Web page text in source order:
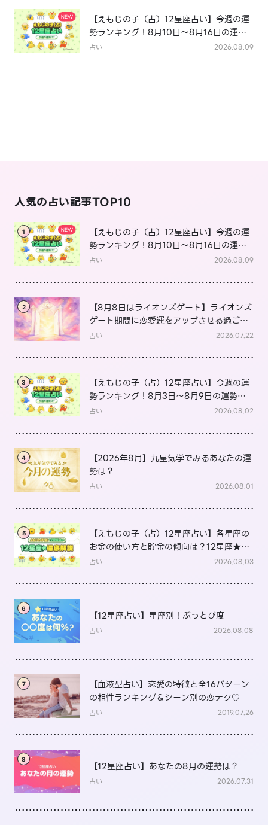
【えもじの子（占）12星座占い】今週の運
勢ランキング！8月10日～8月16日の運勢
は？
占い 2026.08.09
人気の占い記事TOP10
1
【えもじの子（占）12星座占い】今週の運
勢ランキング！8月10日～8月16日の運勢
は？
占い 2026.08.09
2
【8月8日はライオンズゲート】ライオンズ
ゲート期間に恋愛運をアップさせる過ごし
方は？
占い 2026.07.22
3
【えもじの子（占）12星座占い】今週の運
勢ランキング！8月3日～8月9日の運勢
は？
占い 2026.08.02
4
【2026年8月】九星気学でみるあなたの運
勢は？
占い 2026.08.01
5
【えもじの子（占）12星座占い】各星座の
お金の使い方と貯金の傾向は？12星座★徹
底解説
占い 2026.08.03
6
【12星座占い】星座別！ぶっとび度
占い 2026.08.08
7
【血液型占い】恋愛の特徴と全16パターン
の相性ランキング＆シーン別の恋テク♡
占い 2019.07.26
8
【12星座占い】あなたの8月の運勢は？
占い 2026.07.31